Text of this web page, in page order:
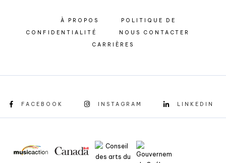
À PROPOS
POLITIQUE DE
CONFIDENTIALITÉ
NOUS CONTACTER
CARRIÈRES
FACEBOOK INSTAGRAM LINKEDIN